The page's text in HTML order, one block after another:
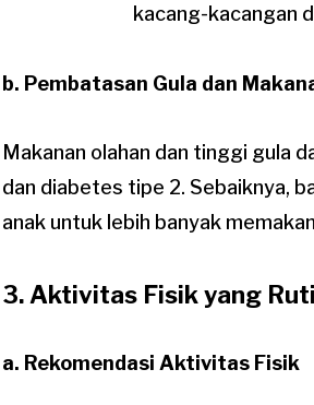
kacang-kacangan
b. Pembatasan Gula dan
Makanan olahan dan tinggi gula
dan diabetes tipe 2. Sebaiknya,
anak untuk lebih banyak
3. Aktivitas Fisik yang
a. Rekomendasi Aktivitas Fisik